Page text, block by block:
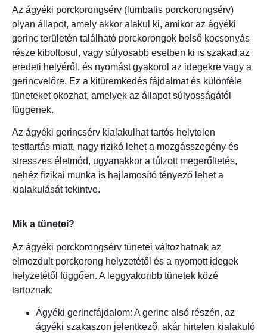
Az ágyéki porckorongsérv (lumbalis porckorongsérv)
olyan állapot, amely akkor alakul ki, amikor az ágyéki
gerinc területén található porckorongok belső kocsonyás
része kiboltosul, vagy súlyosabb esetben ki is szakad az
eredeti helyéről, és nyomást gyakorol az idegekre vagy a
gerincvelőre. Ez a kitüremkedés fájdalmat és különféle
tüneteket okozhat, amelyek az állapot súlyosságától
függenek.
Az ágyéki gerincsérv kialakulhat tartós helytelen
testtartás miatt, nagy rizikó lehet a mozgásszegény és
stresszes életmód, ugyanakkor a túlzott megerőltetés,
nehéz fizikai munka is hajlamosító tényező lehet a
kialakulását tekintve.
Mik a tünetei?
Az ágyéki porckorongsérv tünetei változhatnak az
elmozdult porckorong helyzetétől és a nyomott idegek
helyzetétől függően. A leggyakoribb tünetek közé
tartoznak:
Ágyéki gerincfájdalom: A gerinc alsó részén, az
ágyéki szakaszon jelentkező, akár hirtelen kialakuló